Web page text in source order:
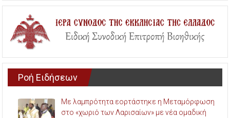
Ροή Ειδήσεων
Με λαμπρότητα εορτάστηκε η Μεταμόρφωση
στο «χωριό των Λαρισαίων» με νέα ομαδική